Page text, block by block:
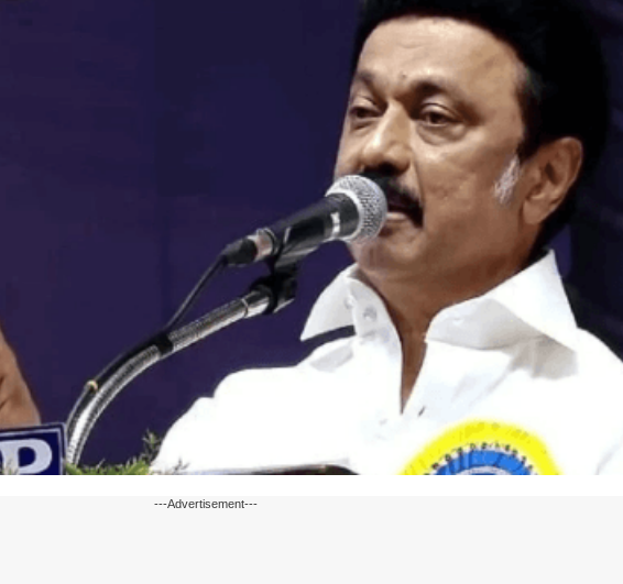
---Advertisement---